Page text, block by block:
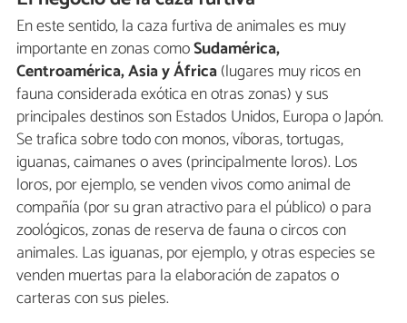
En este sentido, la caza furtiva de animales es muy
importante en zonas comoSudamérica,
Centroamérica, Asia y África(lugares muy ricos en
fauna considerada exótica en otras zonas) y sus
principales destinos son Estados Unidos, Europa o Japón.
Se trafica sobre todo con monos, víboras, tortugas,
iguanas, caimanes o aves (principalmente loros). Los
loros, por ejemplo, se venden vivos como animal de
compañía (por su gran atractivo para el público) o para
zoológicos, zonas de reserva de fauna o circos con
animales. Las iguanas, por ejemplo, y otras especies se
venden muertas para la elaboración de zapatos o
carteras con sus pieles.